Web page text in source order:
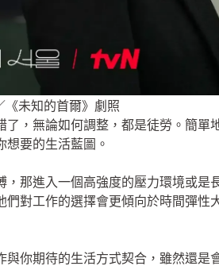
《未知的首爾》劇照
，無論如何調整，都是徒勞。簡單
要的生活藍圖。
那進入一個高強度的壓力環境或是
對工作的選擇會更傾向於時間彈性
你期待的生活方式契合，雖然還是